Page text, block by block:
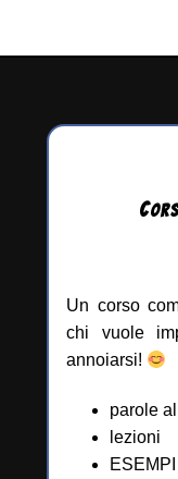
C
Un corso
chi vuole
annoiarsi!
parole
lezioni